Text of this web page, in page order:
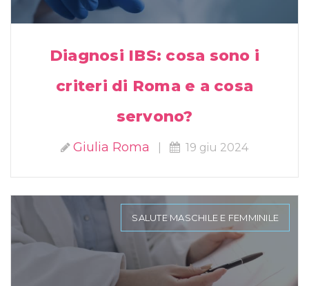
Diagnosi IBS: cosa sono i
criteri di Roma e a cosa
servono?
Giulia Roma 19 giu 2024
SALUTE MASCHILE E FEMMINILE